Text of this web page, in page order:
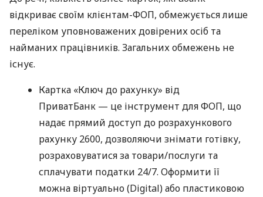
відкриває своїм клієнтам-ФОП, обмежується лише
переліком уповноважених довірених осіб та
найманих працівників. Загальних обмежень не
існує.
Картка «Ключ до рахунку» від
ПриватБанк — це інструмент для ФОП, що
надає прямий доступ до розрахункового
рахунку 2600, дозволяючи знімати готівку,
розраховуватися за товари/послуги та
сплачувати податки 24/7. Оформити її
можна віртуально (Digital) або пластиковою